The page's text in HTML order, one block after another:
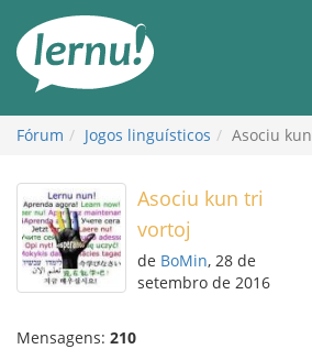
conteúdo
Fórum Jogos linguísticos Asociu
Asociu kun tri
vortoj
de BoMin, 28 de
setembro de 2016
Mensagens: 210